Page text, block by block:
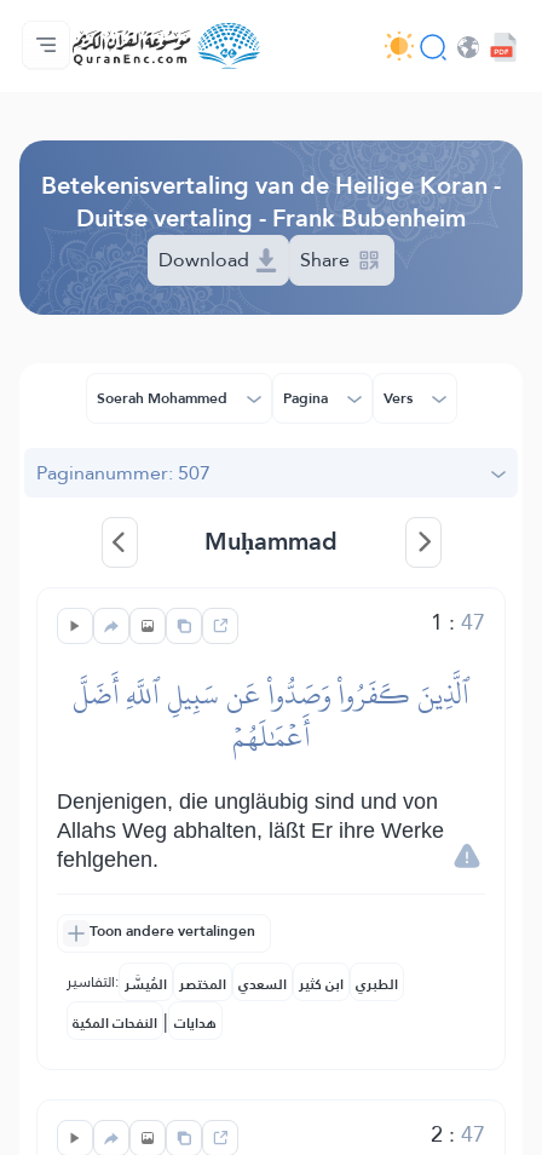
Homepagina
Inhoudsopgave van de vertalingen
Audio
Diensten voor ontwikkelaars - API
Over het project
Contacteer ons
Taal
Betekenisvertaling van de Heilige Koran -
Duitse vertaling - Frank Bubenheim
Download Share
Soerah Mohammed Pagina Vers
Paginanummer: 507
Muḥammad
1 :47
ٱلَّذِينَ كَفَرُواْ وَصَدُّواْ عَن سَبِيلِ ٱللَّهِ أَضَلَّ
أَعۡمَٰلَهُمۡ
Denjenigen, die ungläubig sind und von
Allahs Weg abhalten, läßt Er ihre Werke
fehlgehen.
Toon andere vertalingen
التفاسير: المُيسَّر المختصر السعدي ابن كثير الطبري
النفحات المكية | هدايات
2 :47